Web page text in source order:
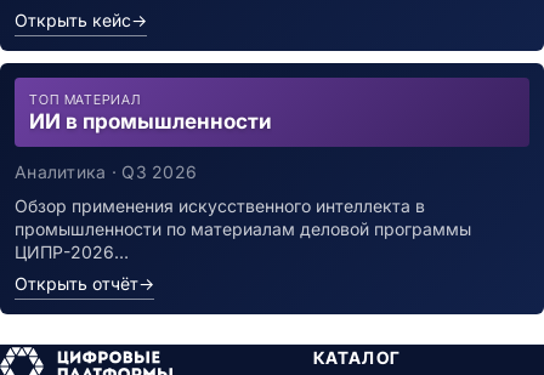
Открыть кейс→
ТОП МАТЕРИАЛ
ИИ в промышленности
Аналитика · Q3 2026
Обзор применения искусственного интеллекта в
промышленности по материалам деловой программы
ЦИПР-2026…
Открыть отчёт→
КАТАЛОГ